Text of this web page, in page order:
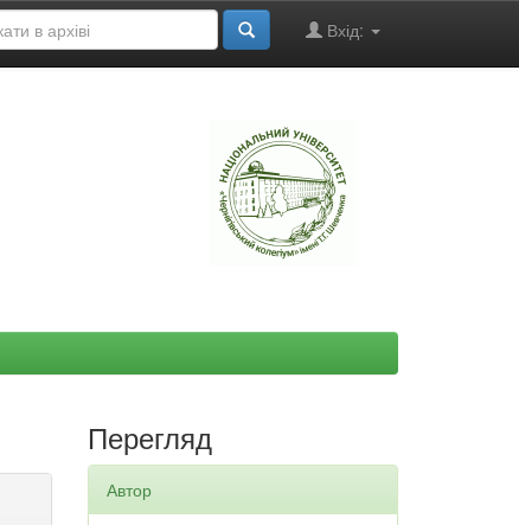
Вхід:
Перегляд
Автор